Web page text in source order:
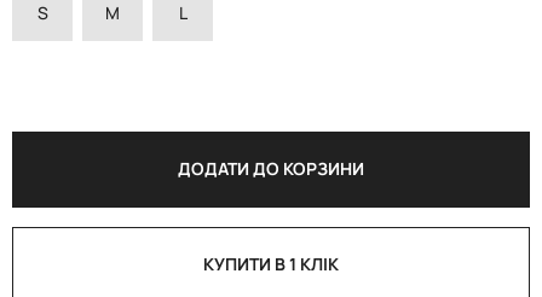
S M L
ДОДАТИ ДО КОРЗИНИ
КУПИТИ В 1 КЛІК